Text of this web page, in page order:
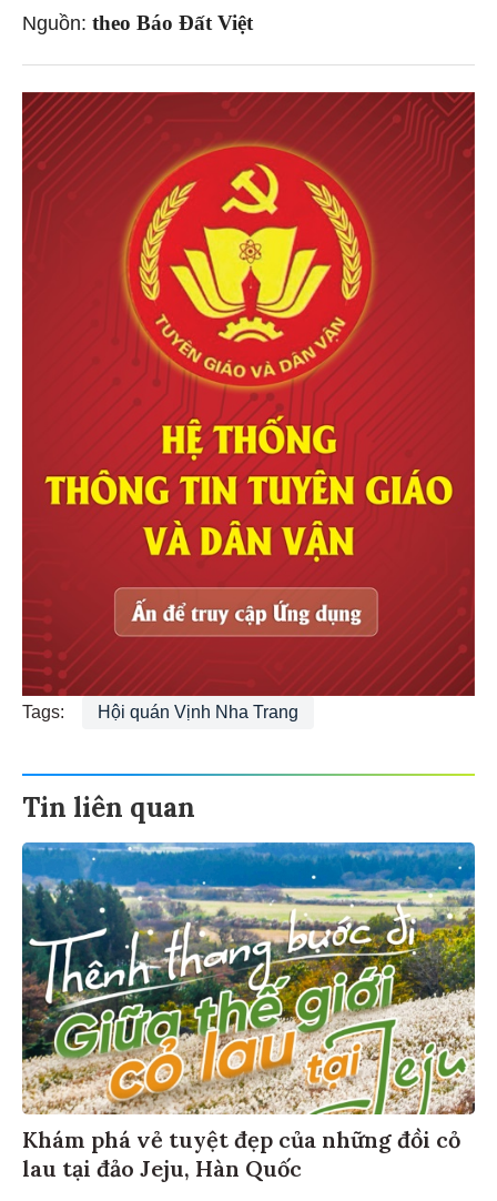
Nguồn: theo Báo Đất Việt
Tags: Hội quán Vịnh Nha Trang
Tin liên quan
Khám phá vẻ tuyệt đẹp của những đồi cỏ
lau tại đảo Jeju, Hàn Quốc